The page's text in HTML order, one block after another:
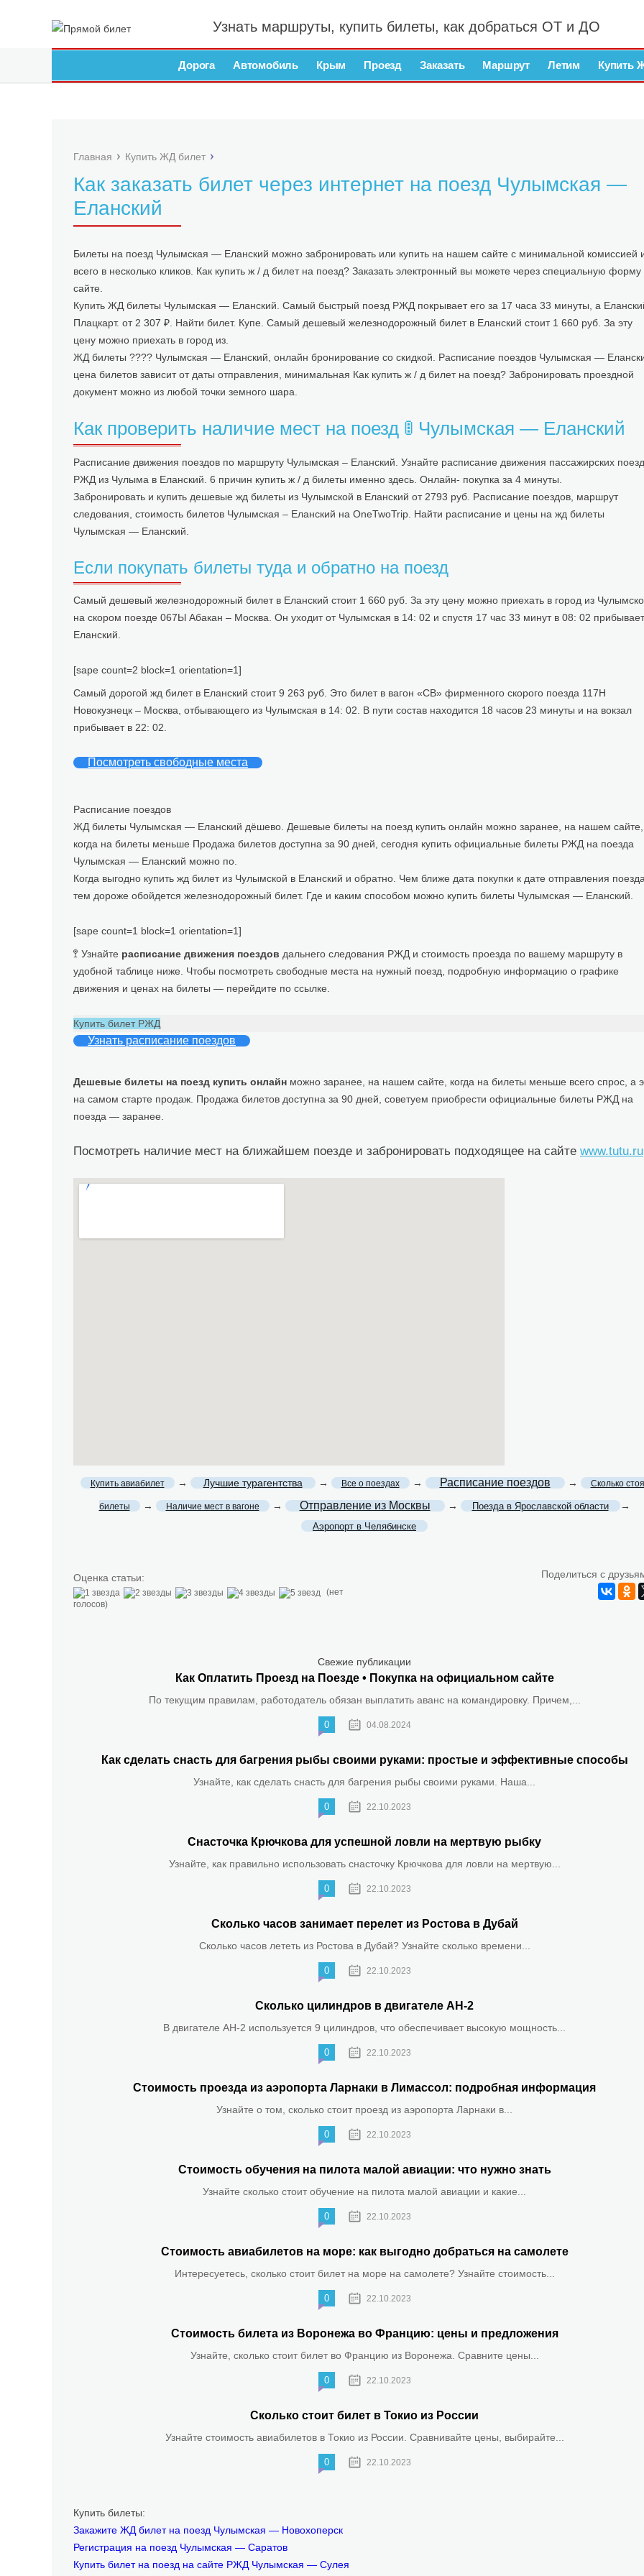
Узнать маршруты, купить билеты, как добраться ОТ и ДО
Дорога Автомобиль Крым Проезд Заказать Маршрут Летим Купить
Главная Купить ЖД билет
Как заказать билет через интернет на поезд Чулымская —
Еланский
Билеты на поезд Чулымская — Еланский можно забронировать или купить на нашем сайте с минимальной комиссией
всего в несколько кликов. Как купить ж / д билет на поезд? Заказать электронный вы можете через специальную форму
сайте.
Купить ЖД билеты Чулымская — Еланский. Самый быстрый поезд РЖД покрывает его за 17 часа 33 минуты, а
Плацкарт. от 2 307 ₽. Найти билет. Купе. Самый дешевый железнодорожный билет в Еланский стоит 1 660 руб. За эту
цену можно приехать в город из.
ЖД билеты ???? Чулымская — Еланский, онлайн бронирование со скидкой. Расписание поездов Чулымская —
цена билетов зависит от даты отправления, минимальная Как купить ж / д билет на поезд? Забронировать проездной
документ можно из любой точки земного шара.
Как проверить наличие мест на поезд 🚦 Чулымская — Еланский
Расписание движения поездов по маршруту Чулымская – Еланский. Узнайте расписание движения пассажирских
РЖД из Чулыма в Еланский. 6 причин купить ж / д билеты именно здесь. Онлайн- покупка за 4 минуты.
Забронировать и купить дешевые жд билеты из Чулымской в Еланский от 2793 руб. Расписание поездов, маршрут
следования, стоимость билетов Чулымская – Еланский на OneTwoTrip. Найти расписание и цены на жд билеты
Чулымская — Еланский.
Если покупать билеты туда и обратно на поезд
Самый дешевый железнодорожный билет в Еланский стоит 1 660 руб. За эту цену можно приехать в город из
на скором поезде 067Ы Абакан – Москва. Он уходит от Чулымская в 14: 02 и спустя 17 час 33 минут в 08: 02
Еланский.
[sape count=2 block=1 orientation=1]
Самый дорогой жд билет в Еланский стоит 9 263 руб. Это билет в вагон «СВ» фирменного скорого поезда 117Н
Новокузнецк – Москва, отбывающего из Чулымская в 14: 02. В пути состав находится 18 часов 23 минуты и на вокзал
прибывает в 22: 02.
Посмотреть свободные места
Расписание поездов
ЖД билеты Чулымская — Еланский дёшево. Дешевые билеты на поезд купить онлайн можно заранее, на нашем сайте,
когда на билеты меньше Продажа билетов доступна за 90 дней, сегодня купить официальные билеты РЖД на поезда
Чулымская — Еланский можно по.
Когда выгодно купить жд билет из Чулымской в Еланский и обратно. Чем ближе дата покупки к дате отправления
тем дороже обойдется железнодорожный билет. Где и каким способом можно купить билеты Чулымская — Еланский.
[sape count=1 block=1 orientation=1]
🚏 Узнайте расписание движения поездов дальнего следования РЖД и стоимость проезда по вашему маршруту в
удобной таблице ниже. Чтобы посмотреть свободные места на нужный поезд, подробную информацию о графике
движения и ценах на билеты — перейдите по ссылке.
Купить билет РЖД
Узнать расписание поездов
Дешевые билеты на поезд купить онлайн можно заранее, на нашем сайте, когда на билеты меньше всего спрос, а
на самом старте продаж. Продажа билетов доступна за 90 дней, советуем приобрести официальные билеты РЖД на
поезда — заранее.
Посмотреть наличие мест на ближайшем поезде и забронировать подходящее на сайте www.tutu.ru
Купить авиабилет → Лучшие турагентства → Все о поездах → Расписание поездов → Сколько
билеты → Наличие мест в вагоне → Отправление из Москвы → Поезда в Ярославской области →
Аэропорт в Челябинске
Оценка статьи:
(нет
голосов)
Поделиться с
Свежие публикации
Как Оплатить Проезд на Поезде • Покупка на официальном сайте
По текущим правилам, работодатель обязан выплатить аванс на командировку. Причем,...
0 04.08.2024
Как сделать снасть для багрения рыбы своими руками: простые и эффективные способы
Узнайте, как сделать снасть для багрения рыбы своими руками. Наша...
0 22.10.2023
Снасточка Крючкова для успешной ловли на мертвую рыбку
Узнайте, как правильно использовать снасточку Крючкова для ловли на мертвую...
0 22.10.2023
Сколько часов занимает перелет из Ростова в Дубай
Сколько часов лететь из Ростова в Дубай? Узнайте сколько времени...
0 22.10.2023
Сколько цилиндров в двигателе АН-2
В двигателе АН-2 используется 9 цилиндров, что обеспечивает высокую мощность...
0 22.10.2023
Стоимость проезда из аэропорта Ларнаки в Лимассол: подробная информация
Узнайте о том, сколько стоит проезд из аэропорта Ларнаки в...
0 22.10.2023
Стоимость обучения на пилота малой авиации: что нужно знать
Узнайте сколько стоит обучение на пилота малой авиации и какие...
0 22.10.2023
Стоимость авиабилетов на море: как выгодно добраться на самолете
Интересуетесь, сколько стоит билет на море на самолете? Узнайте стоимость...
0 22.10.2023
Стоимость билета из Воронежа во Францию: цены и предложения
Узнайте, сколько стоит билет во Францию из Воронежа. Сравните цены...
0 22.10.2023
Сколько стоит билет в Токио из России
Узнайте стоимость авиабилетов в Токио из России. Сравнивайте цены, выбирайте...
0 22.10.2023
Купить билеты:
Закажите ЖД билет на поезд Чулымская — Новохоперск
Регистрация на поезд Чулымская — Саратов
Купить билет на поезд на сайте РЖД Чулымская — Сулея